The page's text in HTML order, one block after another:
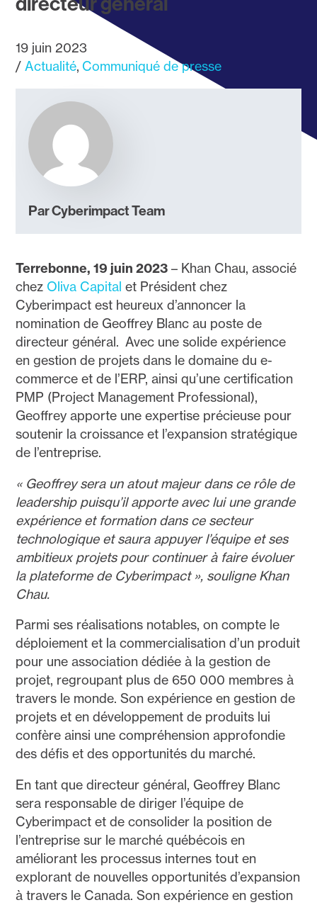
19 juin 2023
Actualité Communiqué de presse
Par Cyberimpact Team
Terrebonne, 19 juin 2023 – Khan Chau, associé
chez Oliva Capital et Président chez
Cyberimpact est heureux d’annoncer la
nomination de Geoffrey Blanc au poste de
directeur général. Avec une solide expérience
en gestion de projets dans le domaine du e-
commerce et de l’ERP, ainsi qu’une certification
PMP (Project Management Professional),
Geoffrey apporte une expertise précieuse pour
soutenir la croissance et l’expansion stratégique
de l’entreprise.
« Geoffrey sera un atout majeur dans ce rôle de
leadership puisqu’il apporte avec lui une grande
expérience et formation dans ce secteur
technologique et saura appuyer l’équipe et ses
ambitieux projets pour continuer à faire évoluer
la plateforme de Cyberimpact », souligne Khan
Chau.
Parmi ses réalisations notables, on compte le
déploiement et la commercialisation d’un produit
pour une association dédiée à la gestion de
projet, regroupant plus de 650 000 membres à
travers le monde. Son expérience en gestion de
projets et en développement de produits lui
confère ainsi une compréhension approfondie
des défis et des opportunités du marché.
En tant que directeur général, Geoffrey Blanc
sera responsable de diriger l’équipe de
Cyberimpact et de consolider la position de
l’entreprise sur le marché québécois en
améliorant les processus internes tout en
explorant de nouvelles opportunités d’expansion
à travers le Canada. Son expérience en gestion